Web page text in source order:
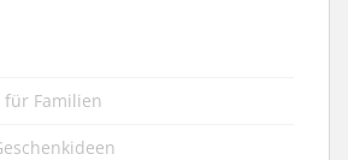
für Familien